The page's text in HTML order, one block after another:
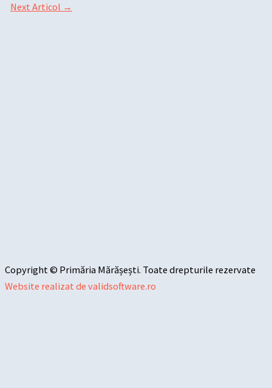
Next Articol →
Copyright © Primăria Mărășești. Toate drepturile rezervate
Website realizat de validsoftware.ro